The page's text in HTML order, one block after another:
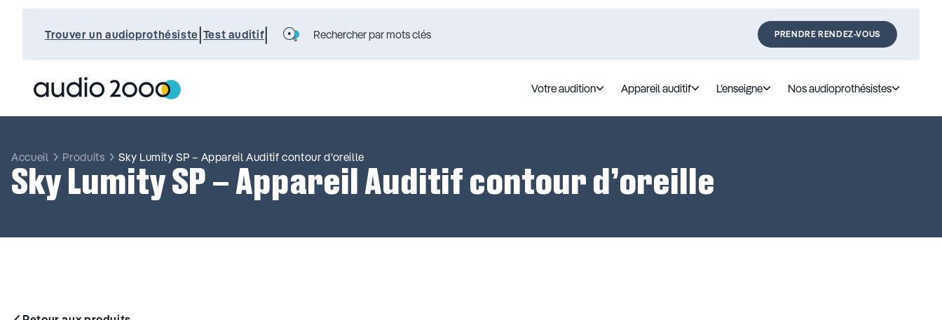
Trouver un audioprothésiste|Test auditif| PRENDRE RENDEZ-VOUS
Votre audition Appareil auditif L’enseigne Nos audioprothésistes
Accueil Produits Sky Lumity SP – Appareil Auditif contour d’oreille
Sky Lumity SP – Appareil Auditif contour d’oreille